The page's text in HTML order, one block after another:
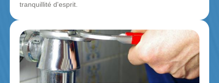
tranquillité d'esprit.